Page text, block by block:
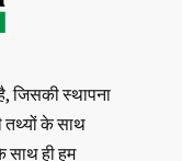
जिसकी स्थापना
तथ्यों के साथ
ही हम